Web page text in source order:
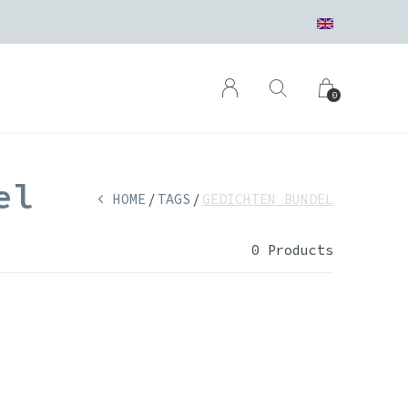
0
HOME TAGS GEDICHTEN BUNDEL
0 Products